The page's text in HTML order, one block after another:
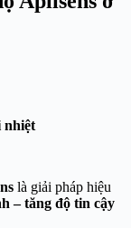
nhiệt
là giải pháp hiệu
– tăng độ tin cậy